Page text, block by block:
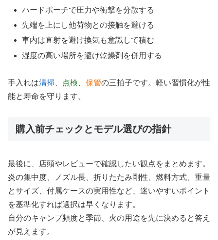
ハードポーチで圧力や衝撃を分散する
先端を上にし他荷物との接触を避ける
車内は直射を避け換気も意識して積む
湿度の高い場所を避け乾燥剤を併用する
手入れは清掃 点検 保管の三拍子です。軽い習慣化が性
能と寿命を守ります。
購入前チェックとモデル選びの指針
最後に、店頭やレビューで確認したい観点をまとめます。
炎の集中度、ノズル長、折りたたみ剛性、燃料方式、重量
とサイズ、付属ケースの実用性など、迷いやすいポイント
を基準化すれば選択は早くなります。
自分のキャンプ頻度と季節、火の用途を先に決めると答え
が見えます。